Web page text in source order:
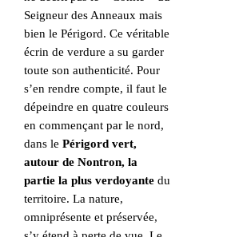
Seigneur des Anneaux mais
bien le Périgord. Ce véritable
écrin de verdure a su garder
toute son authenticité. Pour
s’en rendre compte, il faut le
dépeindre en quatre couleurs
en commençant par le nord,
dans le Périgord vert,
autour de Nontron, la
partie la plus verdoyante du
territoire. La nature,
omniprésente et préservée,